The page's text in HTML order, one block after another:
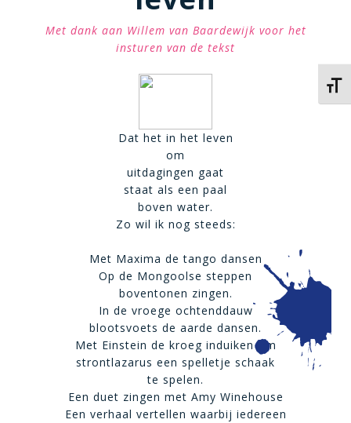
Met dank aan Willem van Baardewijk voor het
insturen van de tekst
Dat het in het leven
om
uitdagingen gaat
staat als een paal
boven water.
Zo wil ik nog steeds:
Met Maxima de tango dansen
Op de Mongoolse steppen
boventonen zingen.
In de vroege ochtenddauw
blootsvoets de aarde dansen.
Met Einstein de kroeg induiken om
strontlazarus een spelletje schaak
te spelen.
Een duet zingen met Amy Winehouse
Een verhaal vertellen waarbij iedereen